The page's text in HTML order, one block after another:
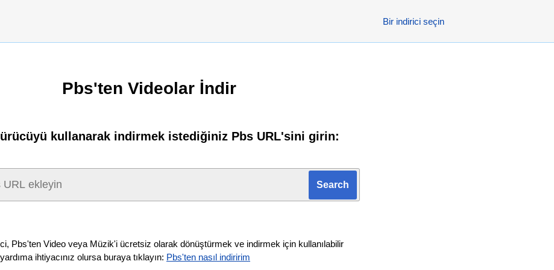
Bir indirici seçin
Pbs'ten Videolar İndir
kullanarak indirmek istediğiniz Pbs URL'sini girin:
Pbs'ten Video veya Müzik'i ücretsiz olarak dönüştürmek ve indirmek için kullanılabilir
ihtiyacınız olursa buraya tıklayın: Pbs'ten nasıl indiririm